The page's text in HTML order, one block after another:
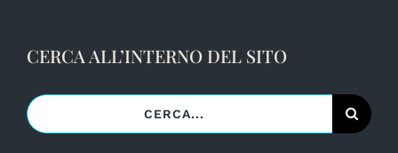
CERCA ALL’INTERNO DEL SITO
Cerca
per: